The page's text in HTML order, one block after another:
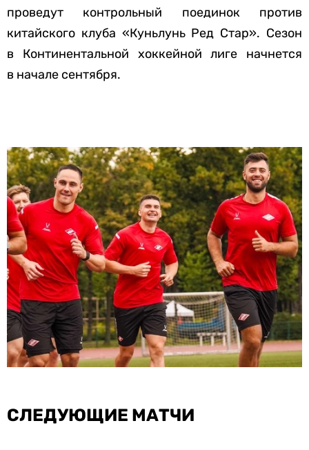
проведут контрольный поединок против
китайского клуба «Куньлунь Ред Стар». Сезон
в Континентальной хоккейной лиге начнется
в начале сентября.
СЛЕДУЮЩИЕ МАТЧИ